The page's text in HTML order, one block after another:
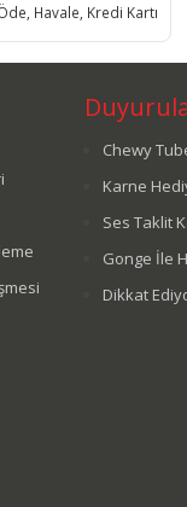
Havale, Kredi Kartı
Chewy
Karne
Ses Taklit
Gonge İle
Dikkat